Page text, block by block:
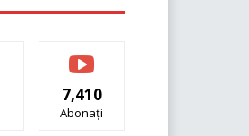
7,410
Abonați